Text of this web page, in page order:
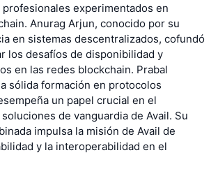
profesionales experimentados en
Anurag Arjun, conocido por su
en sistemas descentralizados, cofundó
los desafíos de disponibilidad y
en las redes blockchain. Prabal
sólida formación en protocolos
un papel crucial en el
de vanguardia de Avail. Su
impulsa la misión de Avail de
y la interoperabilidad en el